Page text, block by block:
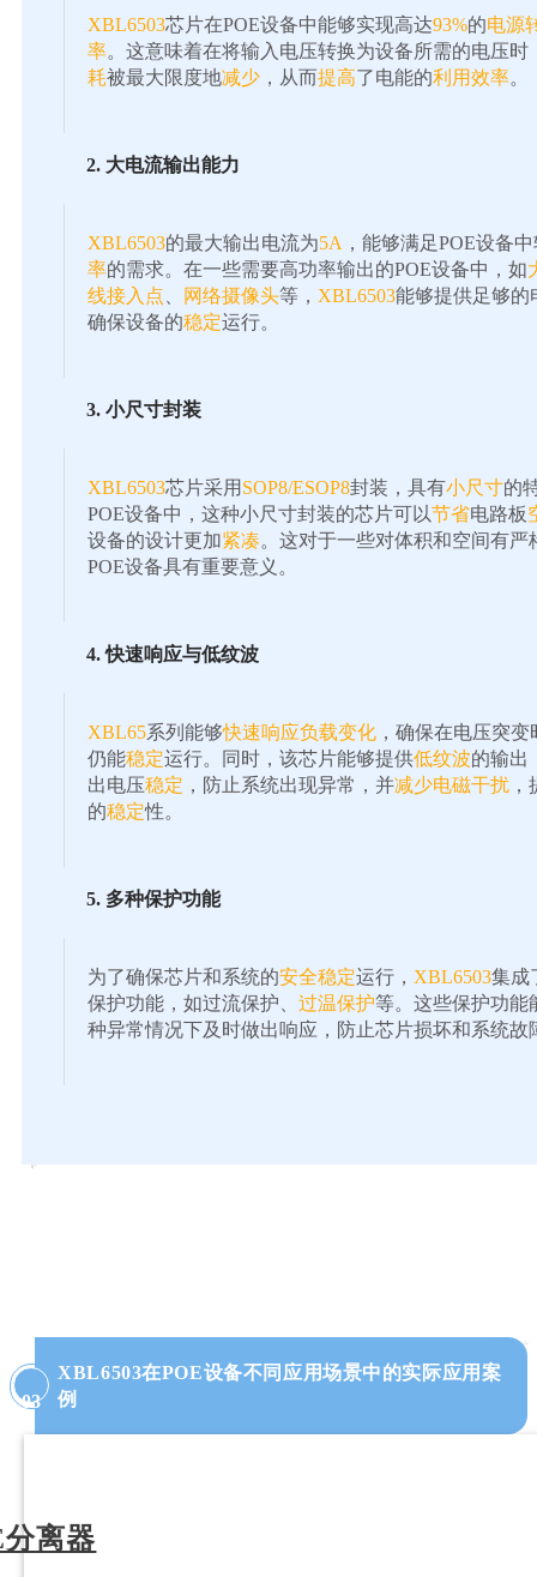
XBL6503芯片在POE设备中能够实现高达93%的电源
率。这意味着在将输入电压转换为设备所需的电压时
耗被最大限度地减少 ，从而提高了电能的利用效率。
2. 大电流输出能力
XBL6503的最大输出电流为5A ，能够满足POE设备
率的需求。在一些需要高功率输出的POE设备中，如
线接入点
网络摄像头等， XBL6503能够提供足够的
确保设备的稳定运行。
3. 小尺寸封装
XBL6503芯片采用 SOP8/ESOP8封装，具有小尺寸的
POE设备中，这种小尺寸封装的芯片可以节省电路板
设备的设计更加紧凑。这对于一些对体积和空间有严
POE设备具有重要意义。
4. 快速响应与低纹波
XBL65系列能够快速响应负载变化 ，确保在电压突变
仍能稳定运行。同时，该芯片能够提供低纹波的输出
出电压稳定 ，防止系统出现异常，并减少电磁干扰
的稳定性。
5. 多种保护功能
为了确保芯片和系统的安全稳定运行， XBL6503集成
保护功能，如过流保护、 过温保护等。这些保护功能
种异常情况下及时做出响应，防止芯片损坏和系统故
03
XBL6503在POE设备不同应用场景中的实际应用案
例
离器